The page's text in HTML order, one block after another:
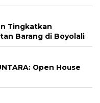
Tingkatkan
Barang di Boyolali
Open House